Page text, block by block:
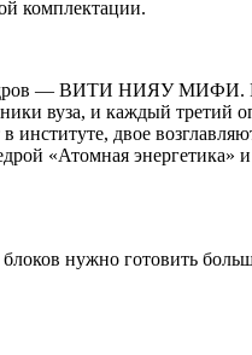
комплектации.
кадров — ВИТИ НИЯУ
вуза, и каждый третий
двое
«Атомная энергетика»
нужно готовить